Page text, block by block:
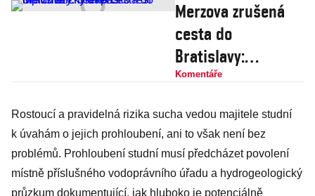
Merzova zrušená
cesta do
Bratislavy:
Slovensko řeší
trapas
Komentáře
Rostoucí a pravidelná rizika sucha vedou majitele studní
k úvahám o jejich prohloubení, ani to však není bez
problémů. Prohloubení studní musí předcházet povolení
místně příslušného vodoprávního úřadu a hydrogeologický
průzkum dokumentující, jak hluboko je potenciálně